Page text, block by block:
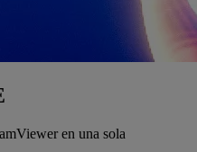
en una sola